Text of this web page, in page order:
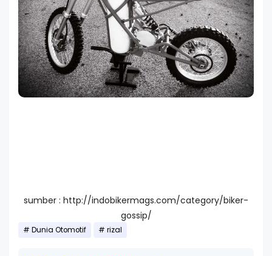
sumber : http://indobikermags.com/category/biker-
gossip/
Dunia Otomotif rizal